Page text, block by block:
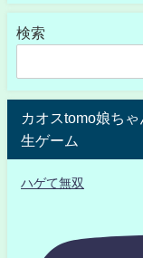
検索
カオスtomo娘ち
生ゲーム
ハゲて無双